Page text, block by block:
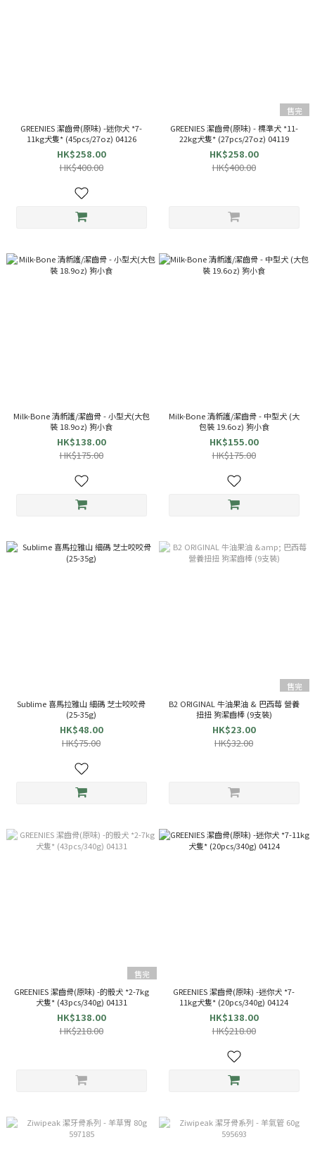
GREENIES 潔齒骨(原味) -迷你犬 *7-
11kg犬隻* (45pcs/27oz) 04126
HK$258.00
HK$400.00
售完
GREENIES 潔齒骨(原味) - 標準犬 *11-
22kg犬隻* (27pcs/27oz) 04119
HK$258.00
HK$400.00
Milk-Bone 清新護/潔齒骨 - 小型犬(大包
裝 18.9oz) 狗小食
HK$138.00
HK$175.00
Milk-Bone 清新護/潔齒骨 - 中型犬 (大
包裝 19.6oz) 狗小食
HK$155.00
HK$175.00
Sublime 喜馬拉雅山 細碼 芝士咬咬骨
(25-35g)
HK$48.00
HK$75.00
售完
B2 ORIGINAL 牛油果油 & 巴西莓 營養
扭扭 狗潔齒棒 (9支裝)
HK$23.00
HK$32.00
售完
GREENIES 潔齒骨(原味) -的骰犬 *2-7kg
犬隻* (43pcs/340g) 04131
HK$138.00
HK$218.00
GREENIES 潔齒骨(原味) -迷你犬 *7-
11kg犬隻* (20pcs/340g) 04124
HK$138.00
HK$218.00